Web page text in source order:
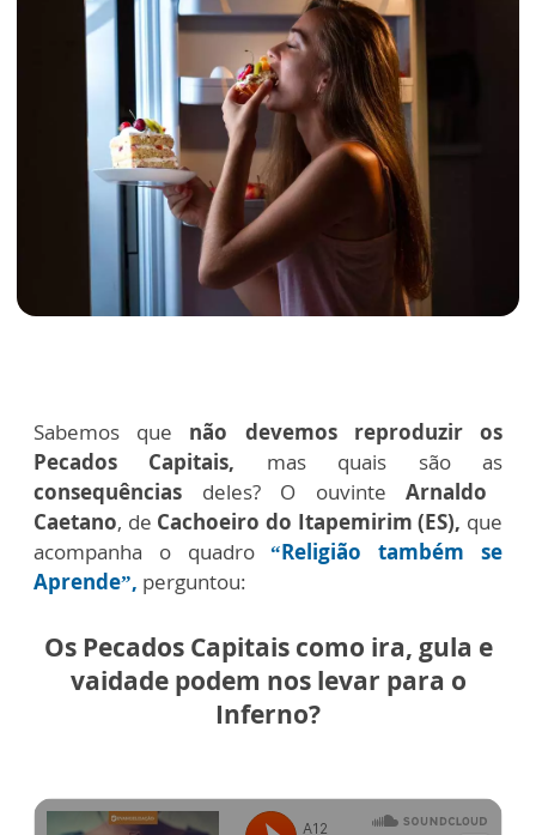
Sabemos que não devemos reproduzir os
Pecados Capitais, mas quais são as
consequências deles? O ouvinteArnaldo
Caetano, de Cachoeiro do Itapemirim (ES), que
acompanha o quadro“Religião também se
Aprende”, perguntou:
Os Pecados Capitais como ira, gula e
vaidade podem nos levar para o
Inferno?